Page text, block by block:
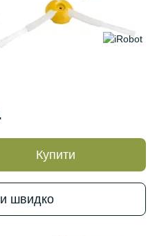
Купити
швидко